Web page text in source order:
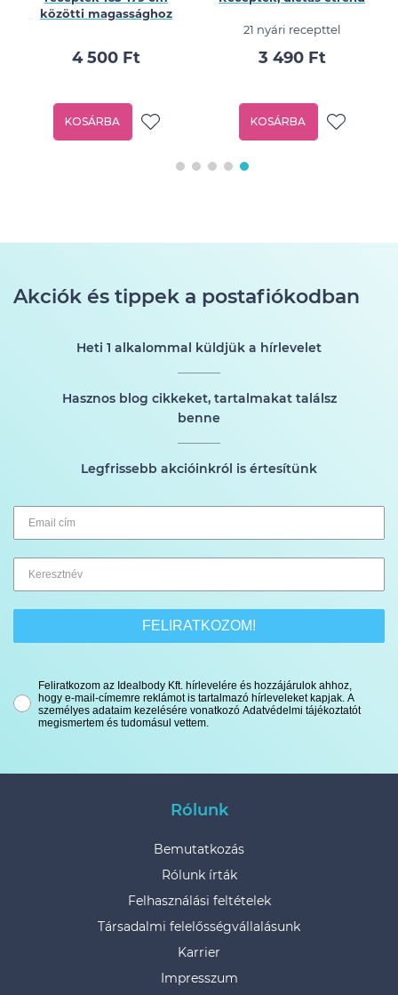
közötti magassághoz
4 500 Ft
KOSÁRBA
21 nyári recepttel
3 490 Ft
KOSÁRBA
Akciók és tippek a postafiókodban
Heti 1 alkalommal küldjük a hírlevelet
Hasznos blog cikkeket, tartalmakat találsz
benne
Legfrissebb akcióinkról is értesítünk
FELIRATKOZOM!
Feliratkozom az Idealbody Kft. hírlevelére és hozzájárulok ahhoz,
hogy e-mail-címemre reklámot is tartalmazó hírleveleket kapjak. A
személyes adataim kezelésére vonatkozó Adatvédelmi tájékoztatót
megismertem és tudomásul vettem.
Rólunk
Bemutatkozás
Rólunk írták
Felhasználási feltételek
Társadalmi felelősségvállalásunk
Karrier
Impresszum